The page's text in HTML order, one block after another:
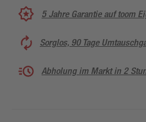
5 Jahre Garantie auf toom
Sorglos, 90 Tage
Abholung im Markt in 2